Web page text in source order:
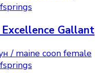
Gallant